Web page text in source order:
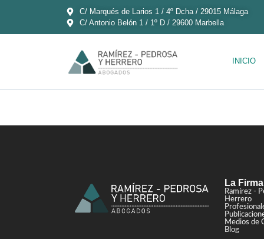
C/ Marqués de Larios 1 / 4º Dcha / 29015 Málaga
C/ Antonio Belón 1 / 1º D / 29600 Marbella
INICIO
La Firma
Ramírez -
Herrero
Medios de
Blog